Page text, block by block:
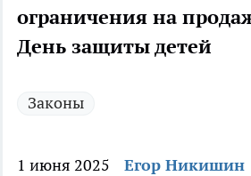
ограничения на
День защиты детей
Законы
1 июня 2025 Егор Никишин